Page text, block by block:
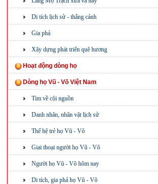
Di tích lịch sử - thắng cảnh
Gia phả
Xây dựng phát triển quê hương
Hoạt động dòng họ
Dòng họ Vũ - Võ Việt Nam
Tìm về cội nguồn
Danh nhân, nhân vật lịch sử
Thế hệ trẻ họ Vũ - Võ
Giai thoại người họ Vũ - Võ
Người họ Vũ - Võ hôm nay
Di tích, gia phả họ Vũ - Võ